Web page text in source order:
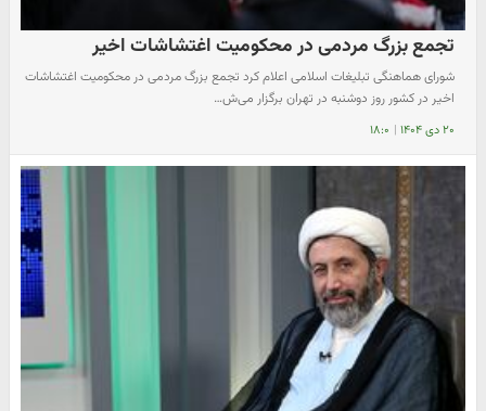
تجمع بزرگ مردمی در محکومیت اغتشاشات اخیر
شورای هماهنگی تبلیغات اسلامی اعلام کرد تجمع بزرگ مردمی در محکومیت اغتشاشات
اخیر در کشور روز دوشنبه در تهران برگزار می‌ش…
۲۰ دی ۱۴۰۴ | ۱۸:۰